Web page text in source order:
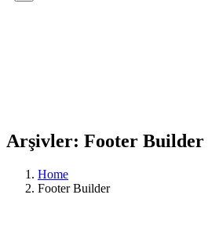
Arşivler: Footer Builder
Home
Footer Builder